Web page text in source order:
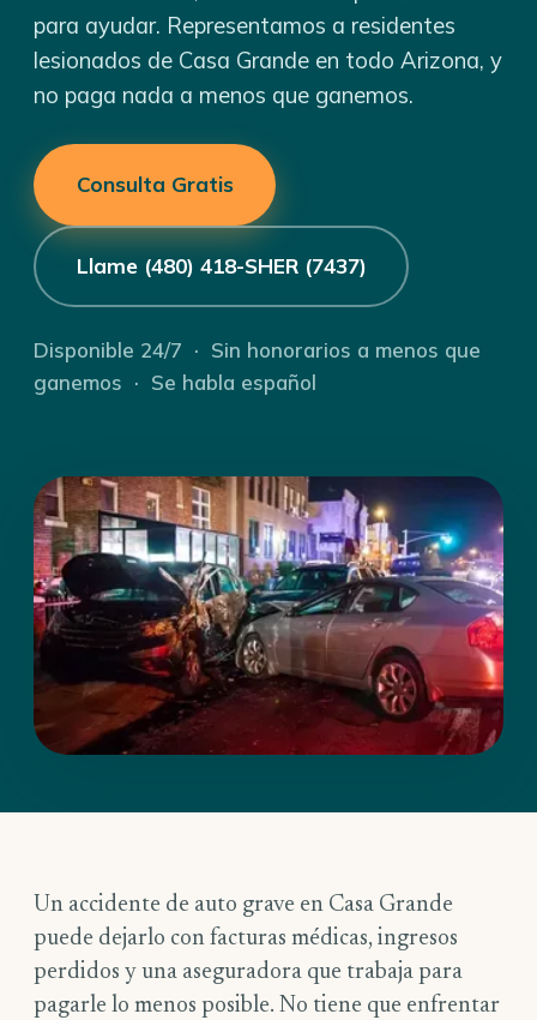
para ayudar. Representamos a residentes
lesionados de Casa Grande en todo Arizona, y
no paga nada a menos que ganemos.
Consulta Gratis
Llame (480) 418-SHER (7437)
Disponible 24/7 · Sin honorarios a menos que
ganemos · Se habla español
Un accidente de auto grave en Casa Grande
puede dejarlo con facturas médicas, ingresos
perdidos y una aseguradora que trabaja para
pagarle lo menos posible. No tiene que enfrentar